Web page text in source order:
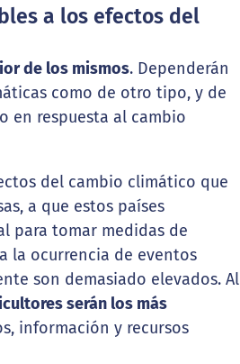
a los efectos del
de los mismos. Dependerán
como de otro tipo, y de
en respuesta al cambio
del cambio climático que
a que estos países
para tomar medidas de
la ocurrencia de eventos
son demasiado elevados. Al
serán los más
información y recursos